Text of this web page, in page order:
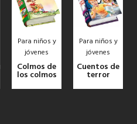
Para niños y
jóvenes
Colmos de
los colmos
Para niños y
jóvenes
Cuentos de
terror